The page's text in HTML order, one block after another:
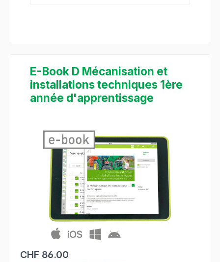
E-Book D Mécanisation et
installations techniques 1ère
année d'apprentissage
Salta la galleria di immagini
CHF 86.00